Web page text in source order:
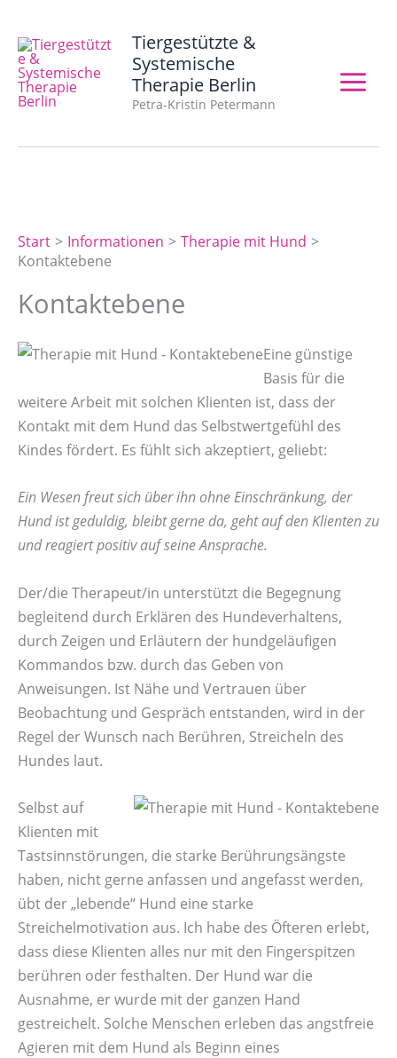
Inhalt
springen
Tiergestützte &
Systemische
Therapie Berlin
Petra-Kristin Petermann
Start Informationen
Therapie mit Hund
Kontaktebene
Kontaktebene
Eine günstige
Basis für die
weitere Arbeit mit solchen Klienten ist, dass der
Kontakt mit dem Hund das Selbstwertgefühl des
Kindes fördert. Es fühlt sich akzeptiert, geliebt:
Ein Wesen freut sich über ihn ohne Einschränkung, der
Hund ist geduldig, bleibt gerne da, geht auf den Klienten zu
und reagiert positiv auf seine Ansprache.
Der/die Therapeut/in unterstützt die Begegnung
begleitend durch Erklären des Hundeverhaltens,
durch Zeigen und Erläutern der hundgeläufigen
Kommandos bzw. durch das Geben von
Anweisungen. Ist Nähe und Vertrauen über
Beobachtung und Gespräch entstanden, wird in der
Regel der Wunsch nach Berühren, Streicheln des
Hundes laut.
Selbst auf
Klienten mit
Tastsinnstörungen, die starke Berührungsängste
haben, nicht gerne anfassen und angefasst werden,
übt der „lebende“ Hund eine starke
Streichelmotivation aus. Ich habe des Öfteren erlebt,
dass diese Klienten alles nur mit den Fingerspitzen
berühren oder festhalten. Der Hund war die
Ausnahme, er wurde mit der ganzen Hand
gestreichelt. Solche Menschen erleben das angstfreie
Agieren mit dem Hund als Beginn eines